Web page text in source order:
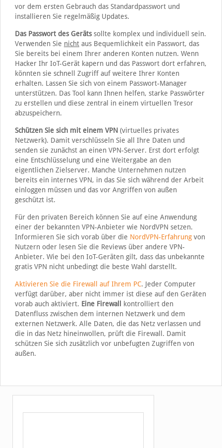
vor dem ersten Gebrauch das Standardpasswort und
installieren Sie regelmäßig Updates.
Das Passwort des Gerätssollte komplex und individuell sein.
Verwenden Sie nichtaus Bequemlichkeit ein Passwort, das
Sie bereits bei einem Ihrer anderen Konten nutzen. Wenn
Hacker Ihr IoT-Gerät kapern und das Passwort dort erfahren,
könnten sie schnell Zugriff auf weitere Ihrer Konten
erhalten. Lassen Sie sich von einem Passwort-Manager
unterstützen. Das Tool kann Ihnen helfen, starke Passwörter
zu erstellen und diese zentral in einem virtuellen Tresor
abzuspeichern.
Schützen Sie sich mit einem VPN(virtuelles privates
Netzwerk). Damit verschlüsseln Sie all Ihre Daten und
senden sie zunächst an einen VPN-Server. Erst dort erfolgt
eine Entschlüsselung und eine Weitergabe an den
eigentlichen Zielserver. Manche Unternehmen nutzen
bereits ein internes VPN, in das Sie sich während der Arbeit
einloggen müssen und das vor Angriffen von außen
geschützt ist.
Für den privaten Bereich können Sie auf eine Anwendung
einer der bekannten VPN-Anbieter wie NordVPN setzen.
Informieren Sie sich vorab über die NordVPN-Erfahrungvon
Nutzern oder lesen Sie die Reviews über andere VPN-
Anbieter. Wie bei den IoT-Geräten gilt, dass das unbekannte
gratis VPN nicht unbedingt die beste Wahl darstellt.
Aktivieren Sie die Firewall auf Ihrem PC. Jeder Computer
verfügt darüber, aber nicht immer ist diese auf den Geräten
vorab auch aktiviert. Eine Firewall
kontrolliert den
Datenfluss zwischen dem internen Netzwerk und dem
externen Netzwerk. Alle Daten, die das Netz verlassen und
die in das Netz hineinwollen, prüft die Firewall. Damit
schützen Sie sich zusätzlich vor unbefugten Zugriffen von
außen.